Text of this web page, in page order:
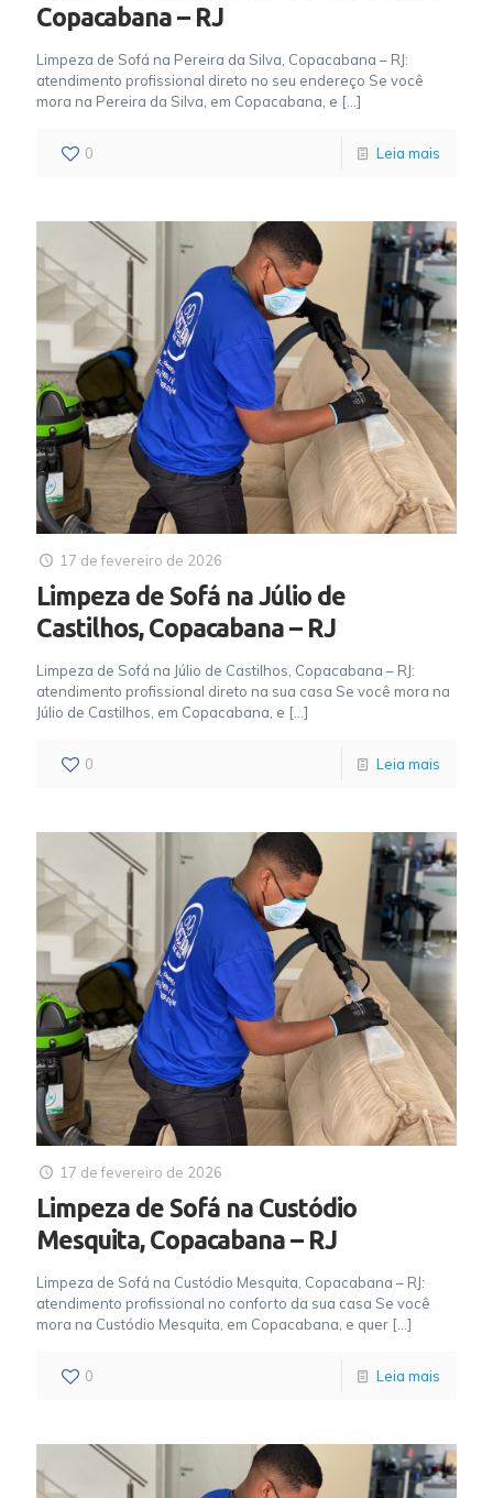
Copacabana – RJ
Limpeza de Sofá na Pereira da Silva, Copacabana – RJ:
atendimento profissional direto no seu endereço Se você
mora na Pereira da Silva, em Copacabana, e […]
0 Leia mais
17 de fevereiro de 2026
Limpeza de Sofá na Júlio de
Castilhos, Copacabana – RJ
Limpeza de Sofá na Júlio de Castilhos, Copacabana – RJ:
atendimento profissional direto na sua casa Se você mora na
Júlio de Castilhos, em Copacabana, e […]
0 Leia mais
17 de fevereiro de 2026
Limpeza de Sofá na Custódio
Mesquita, Copacabana – RJ
Limpeza de Sofá na Custódio Mesquita, Copacabana – RJ:
atendimento profissional no conforto da sua casa Se você
mora na Custódio Mesquita, em Copacabana, e quer […]
0 Leia mais